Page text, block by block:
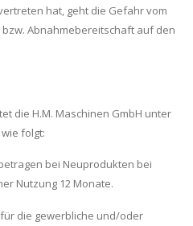
hat, geht die Gefahr vom
Abnahmebereitschaft auf den
die H.M. Maschinen GmbH unter
folgt:
bei Neuprodukten bei
Nutzung 12 Monate.
die gewerbliche und/oder